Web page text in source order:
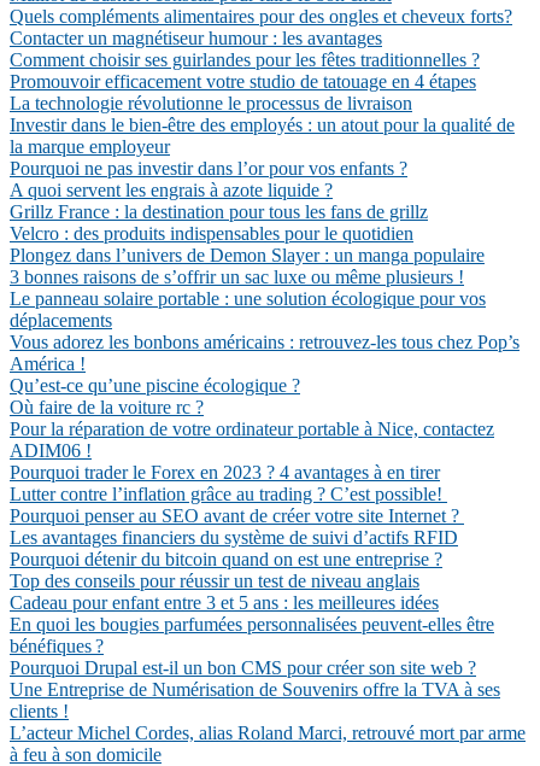
Quels compléments alimentaires pour des ongles et cheveux forts?
Contacter un magnétiseur humour : les avantages
Comment choisir ses guirlandes pour les fêtes traditionnelles ?
Promouvoir efficacement votre studio de tatouage en 4 étapes
La technologie révolutionne le processus de livraison
Investir dans le bien-être des employés : un atout pour la qualité de
la marque employeur
Pourquoi ne pas investir dans l’or pour vos enfants ?
A quoi servent les engrais à azote liquide ?
Grillz France : la destination pour tous les fans de grillz
Velcro : des produits indispensables pour le quotidien
Plongez dans l’univers de Demon Slayer : un manga populaire
3 bonnes raisons de s’offrir un sac luxe ou même plusieurs !
Le panneau solaire portable : une solution écologique pour vos
déplacements
Vous adorez les bonbons américains : retrouvez-les tous chez Pop’s
América !
Qu’est-ce qu’une piscine écologique ?
Où faire de la voiture rc ?
Pour la réparation de votre ordinateur portable à Nice, contactez
ADIM06 !
Pourquoi trader le Forex en 2023 ? 4 avantages à en tirer
Lutter contre l’inflation grâce au trading ? C’est possible!
Pourquoi penser au SEO avant de créer votre site Internet ?
Les avantages financiers du système de suivi d’actifs RFID
Pourquoi détenir du bitcoin quand on est une entreprise ?
Top des conseils pour réussir un test de niveau anglais
Cadeau pour enfant entre 3 et 5 ans : les meilleures idées
En quoi les bougies parfumées personnalisées peuvent-elles être
bénéfiques ?
Pourquoi Drupal est-il un bon CMS pour créer son site web ?
Une Entreprise de Numérisation de Souvenirs offre la TVA à ses
clients !
L’acteur Michel Cordes, alias Roland Marci, retrouvé mort par arme
à feu à son domicile